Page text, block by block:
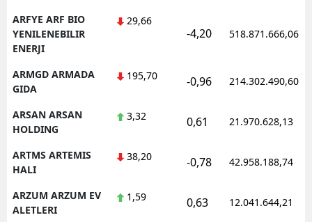
ARFYE ARF BIO
YENILENEBILIR
ENERJI
29,66
-4,20 518.871.666,06
ARMGD ARMADA
GIDA
195,70 -0,96 214.302.490,60
ARSAN ARSAN
HOLDING
3,32 0,61 21.970.628,13
ARTMS ARTEMIS
HALI
38,20 -0,78 42.958.188,74
ARZUM ARZUM EV
ALETLERI
1,59 0,63 12.041.644,21